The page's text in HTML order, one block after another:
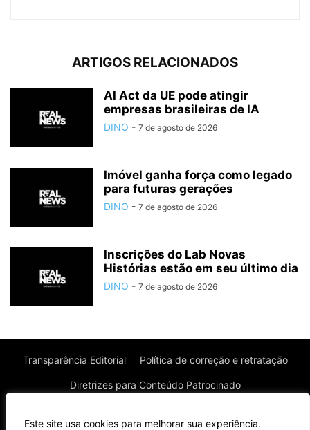
Este site usa cookies para melhorar sua experiência.
ARTIGOS RELACIONADOS
AI Act da UE pode atingir
empresas brasileiras de IA
DINO - 7 de agosto de 2026
Imóvel ganha força como legado
para futuras gerações
DINO - 7 de agosto de 2026
Inscrições do Lab Novas
Histórias estão em seu último dia
DINO - 7 de agosto de 2026
Transparência Editorial Política de correção e retratação
Diretrizes para Conteúdo Patrocinado